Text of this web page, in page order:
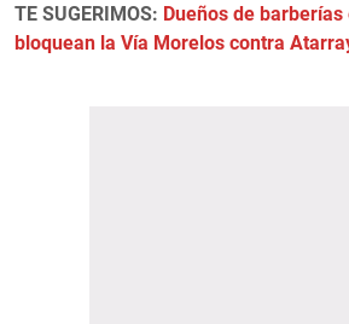
TE SUGERIMOS: Dueños de barberías
bloquean la Vía Morelos contra